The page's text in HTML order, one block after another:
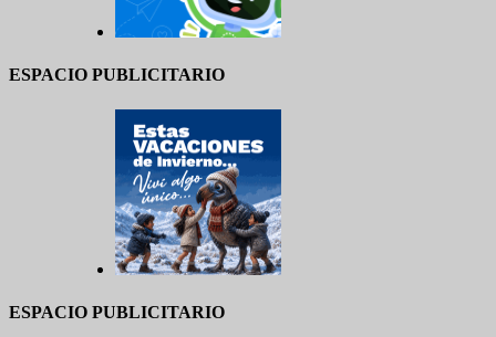
ESPACIO PUBLICITARIO
ESPACIO PUBLICITARIO